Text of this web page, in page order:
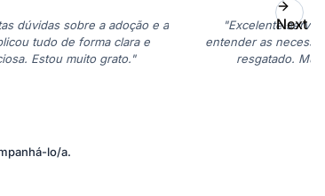
dúvidas sobre a adoção e a
tudo de forma clara e
Estou muito grato."
"Excelente
entender as
resgatado.
Next
lo/a.